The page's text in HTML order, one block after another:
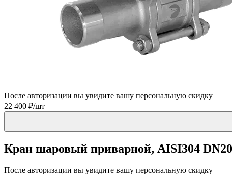
После авторизации вы увидите вашу персональную скидку
22 400 ₽/шт
Кран шаровый приварной, AISI304
После авторизации вы увидите вашу персональную скидку